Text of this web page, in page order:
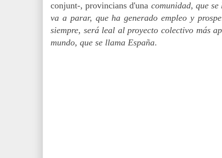
conjunt-, provincians d'una comunidad, que
va a parar, que ha generado empleo y
siempre, será leal al proyecto colectivo más
mundo, que se llama España.